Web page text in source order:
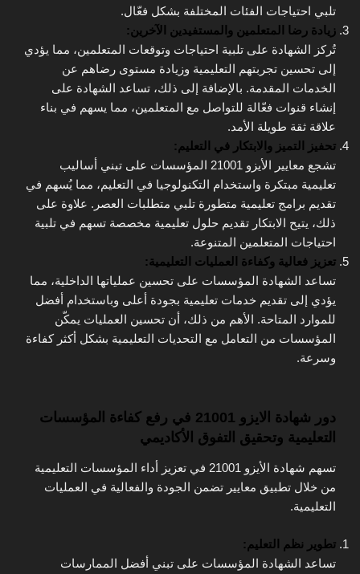
تلبي احتياجات الفئات المختلفة بشكل فعّال.
زيادة رضا المتعلمين والمستفيدين الآخرين:
تُركز الشهادة على تلبية احتياجات وتوقعات المتعلمين، مما يؤدي
إلى تحسين تجربتهم التعليمية وزيادة مستوى رضاهم عن
الخدمات المقدمة. بالإضافة إلى ذلك، تساعد الشهادة على
إنشاء قنوات فعّالة للتواصل مع المتعلمين، مما يسهم في بناء
علاقة ثقة طويلة الأمد.
تحفيز التميز والابتكار في التعليم:
تشجع معايير الأيزو 21001 المؤسسات على تبني أساليب
تعليمية مبتكرة واستخدام التكنولوجيا في التعليم، مما يُسهم في
تقديم برامج تعليمية متطورة تلبي متطلبات العصر. علاوة على
ذلك، يتيح الابتكار تقديم حلول تعليمية مخصصة تسهم في تلبية
احتياجات المتعلمين المتنوعة.
تعزيز فعالية وكفاءة العمليات التعليمية:
تساعد الشهادة المؤسسات على تحسين عملياتها الداخلية، مما
يؤدي إلى تقديم خدمات تعليمية بجودة أعلى وباستخدام أفضل
للموارد المتاحة. الأهم من ذلك، أن تحسين العمليات يمكّن
المؤسسات من التعامل مع التحديات التعليمية بشكل أكثر كفاءة
وسرعة.
دور شهادة الايزو 21001 في رفع كفاءة المؤسسات
التعليمية وتحقيق التفوق الأكاديمي
تسهم شهادة الأيزو 21001 في تعزيز أداء المؤسسات التعليمية
من خلال تطبيق معايير تضمن الجودة والفعالية في العمليات
التعليمية.
تطوير نظم التعليم:
تساعد الشهادة المؤسسات على تبني أفضل الممارسات